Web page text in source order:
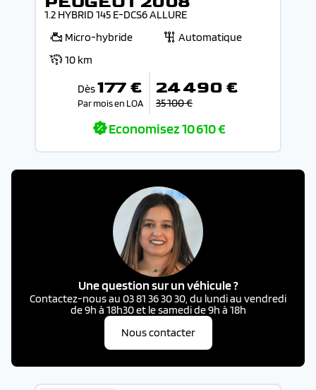
1.2 HYBRID 145 E-DCS6 ALLURE
Micro-hybride
Automatique
10 km
Dès177 €
Par mois en LOA
24 490 €
35 100 €
Economisez10 610 €
Une question sur un véhicule ?
Contactez-nous au 03 81 36 30 30, du lundi au vendredi
de 9h à 18h30 et le samedi de 9h à 18h
Nous contacter